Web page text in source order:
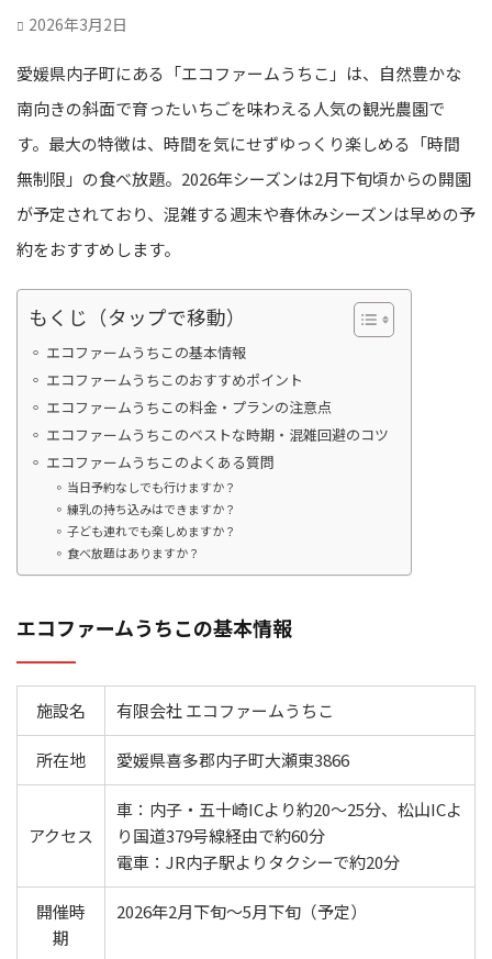
2026年3月2日
愛媛県内子町にある「エコファームうちこ」は、自然豊かな
南向きの斜面で育ったいちごを味わえる人気の観光農園で
す。最大の特徴は、時間を気にせずゆっくり楽しめる「時間
無制限」の食べ放題。2026年シーズンは2月下旬頃からの開園
が予定されており、混雑する週末や春休みシーズンは早めの予
約をおすすめします。
もくじ（タップで移動）
エコファームうちこの基本情報
エコファームうちこのおすすめポイント
エコファームうちこの料金・プランの注意点
エコファームうちこのベストな時期・混雑回避のコツ
エコファームうちこのよくある質問
当日予約なしでも行けますか？
練乳の持ち込みはできますか？
子ども連れでも楽しめますか？
食べ放題はありますか？
エコファームうちこの基本情報
施設名 有限会社 エコファームうちこ
所在地 愛媛県喜多郡内子町大瀬東3866
アクセス
車：内子・五十崎ICより約20～25分、松山ICよ
り国道379号線経由で約60分
電車：JR内子駅よりタクシーで約20分
開催時
期
2026年2月下旬～5月下旬（予定）